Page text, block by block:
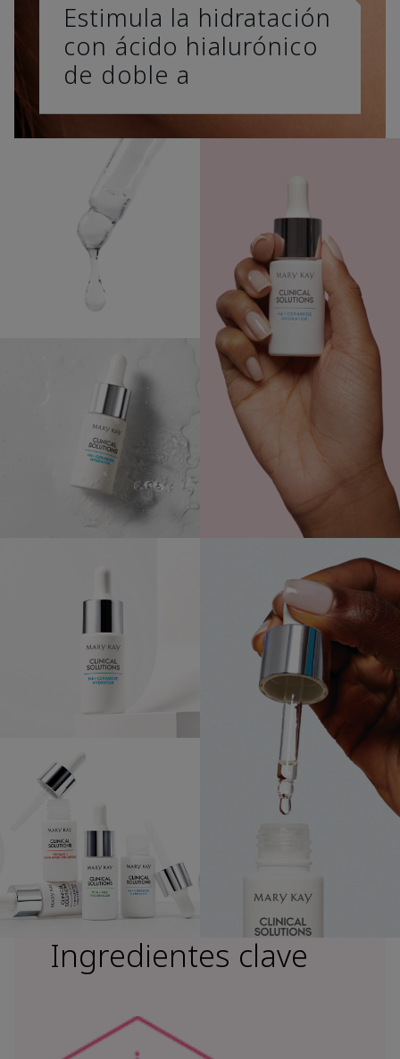
Estimula la hidratación
con ácido hialurónico
de doble a
Ingredientes clave